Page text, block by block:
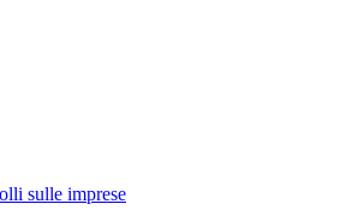
sulle imprese